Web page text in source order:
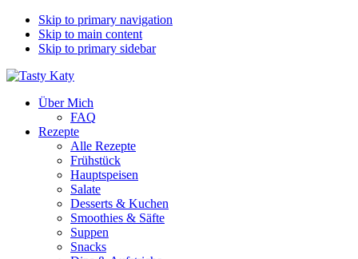
Skip to primary navigation
Skip to main content
Skip to primary sidebar
Über Mich
FAQ
Rezepte
Alle Rezepte
Frühstück
Hauptspeisen
Salate
Desserts & Kuchen
Smoothies & Säfte
Suppen
Snacks